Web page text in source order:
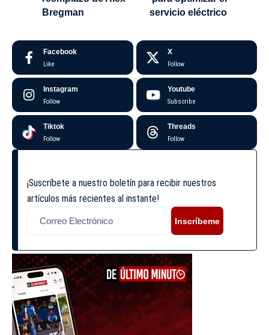
Bregman
servicio eléctrico
Facebook
Like
X
Follow
Instagram
Follow
Youtube
Subscribe
Tiktok
Follow
Threads
Follow
¡Suscríbete a nuestro boletín para recibir nuestros
artículos más recientes al instante!
Inscríbeme